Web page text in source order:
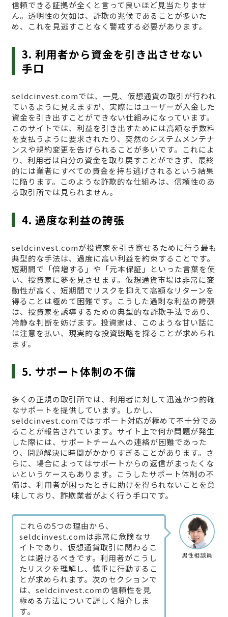
信頼できる証拠が全くと言って良いほど見当たりませ
ん。透明性の欠如は、詐欺の兆候であることが多いた
め、これを見逃すことなく警戒する必要があります。
3. 利用者から資金を引き出させない
手口
seldcinvest.comでは、一見、仮想通貨の取引が行われ
ているように見えますが、実際にはユーザーが入金した
資金を引き出すことができない仕組みになっています。
このサイトでは、利益を引き出すためには高額な手数料
を支払うように要求されたり、突然のシステムメンテナ
ンスや規約変更を告げられることが多いです。これによ
り、利用者は自分の資金を取り戻すことができず、最終
的には業者にすべての資金を持ち逃げされるという結果
に陥ります。このような詐欺的な仕組みは、信頼性のあ
る取引所では見られません。
4. 過度な利益の誇張
seldcinvest.comが投資家を引き寄せるために行う最も
典型的な手法は、過度に高い利益を約束することです。
短期間で「倍増する」や「元本保証」といった言葉を使
い、投資家に夢を見させます。仮想通貨市場は非常に変
動性が高く、短期間でリスクを抑えて高額なリターンを
得ることは極めて困難です。こうした過剰な利益の誇張
は、投資家を誘導するための典型的な詐欺手法であり、
冷静な判断を妨げます。投資家は、このような甘い話に
は注意を払い、現実的な投資戦略を採ることが求められ
ます。
5. サポート体制の不備
多くの正規の取引所では、利用者に対して迅速かつ的確
なサポートを提供しています。しかし、
seldcinvest.comではサポート対応が極めて不十分であ
ることが報告されています。サイト上で何か問題が発生
した際には、サポートチームへの連絡が困難であった
り、問題解決に時間がかかりすぎることがあります。さ
らに、場合によってはサポートからの返信がまったくな
いというケースもあります。こうしたサポート体制の不
備は、利用者が困ったときに助けを得られないことを意
味しており、詐欺業者がよく行う手口です。
男性相談員
これらの5つの理由から、
seldcinvest.comは非常に危険なサ
イトであり、仮想通貨取引に関わるこ
とは避けるべきです。利用者がこうし
たリスクを理解し、慎重に行動するこ
とが求められます。次のセクションで
は、seldcinvest.comの信頼性を見
極める方法について詳しく紹介しま
す。